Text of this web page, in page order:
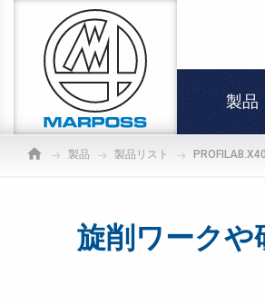
製品
製品 製品リスト PROFILAB.X40
旋削ワーク